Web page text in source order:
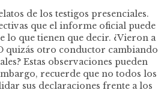
de los testigos presenciales.
que el informe oficial puede
lo que tienen que decir. ¿Vieron a
quizás otro conductor cambiando
Estas observaciones pueden
recuerde que no todos los
sus declaraciones frente a los